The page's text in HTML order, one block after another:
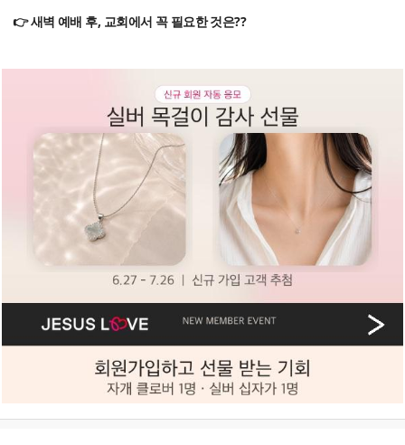
👉 새벽 예배 후, 교회에서 꼭 필요한 것은??